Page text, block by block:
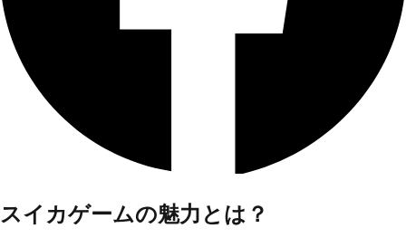
スイカゲームの魅力とは？